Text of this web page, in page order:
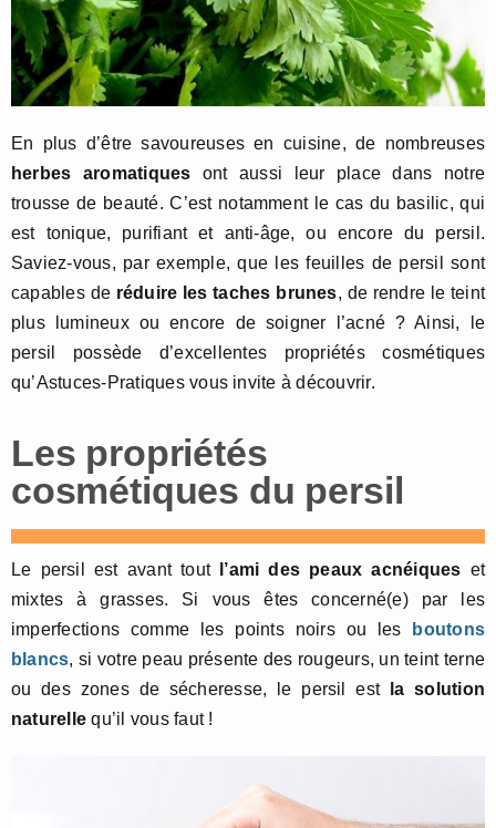
En plus d’être savoureuses en cuisine, de nombreuses
herbes aromatiques ont aussi leur place dans notre
trousse de beauté. C’est notamment le cas du basilic, qui
est tonique, purifiant et anti-âge, ou encore du persil.
Saviez-vous, par exemple, que les feuilles de persil sont
capables de réduire les taches brunes, de rendre le teint
plus lumineux ou encore de soigner l’acné ? Ainsi, le
persil possède d’excellentes propriétés cosmétiques
qu’Astuces-Pratiques vous invite à découvrir.
Les propriétés
cosmétiques du persil
Le persil est avant tout l’ami des peaux acnéiques et
mixtes à grasses. Si vous êtes concerné(e) par les
imperfections comme les points noirs ou les
boutons
blancs, si votre peau présente des rougeurs, un teint terne
ou des zones de sécheresse, le persil est
la solution
naturelle qu’il vous faut !